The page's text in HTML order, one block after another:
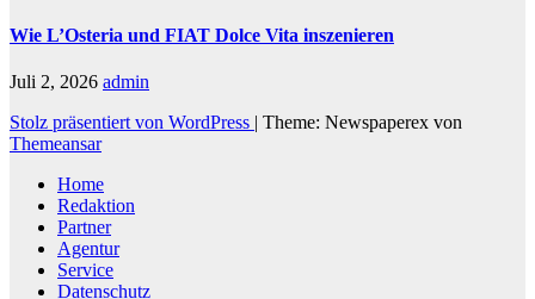
Wie L’Osteria und FIAT Dolce Vita inszenieren
Juli 2, 2026 admin
Stolz präsentiert von WordPress | Theme: Newspaperex von
Themeansar
Home
Redaktion
Partner
Agentur
Service
Datenschutz